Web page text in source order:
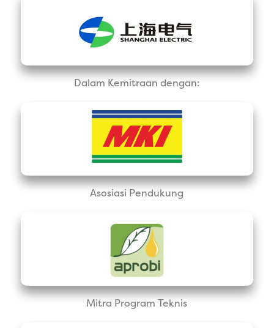
Dalam Kemitraan dengan:
Asosiasi Pendukung
Mitra Program Teknis